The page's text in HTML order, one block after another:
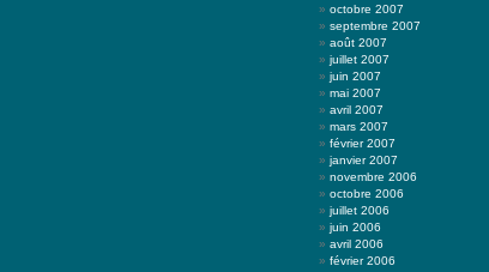
octobre 2007
septembre 2007
août 2007
juillet 2007
juin 2007
mai 2007
avril 2007
mars 2007
février 2007
janvier 2007
novembre 2006
octobre 2006
juillet 2006
juin 2006
avril 2006
février 2006